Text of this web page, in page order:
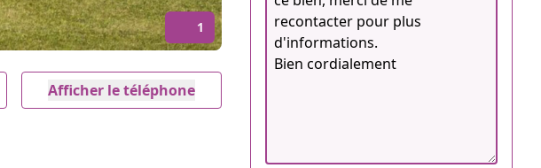
1
Afficher le téléphone